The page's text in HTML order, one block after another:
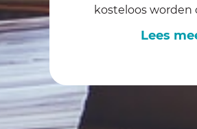
kosteloos worden
Lees